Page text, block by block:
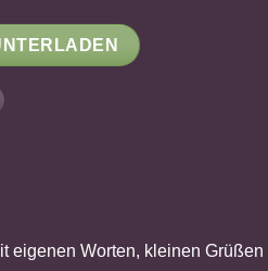
eigenen Worten, kleinen